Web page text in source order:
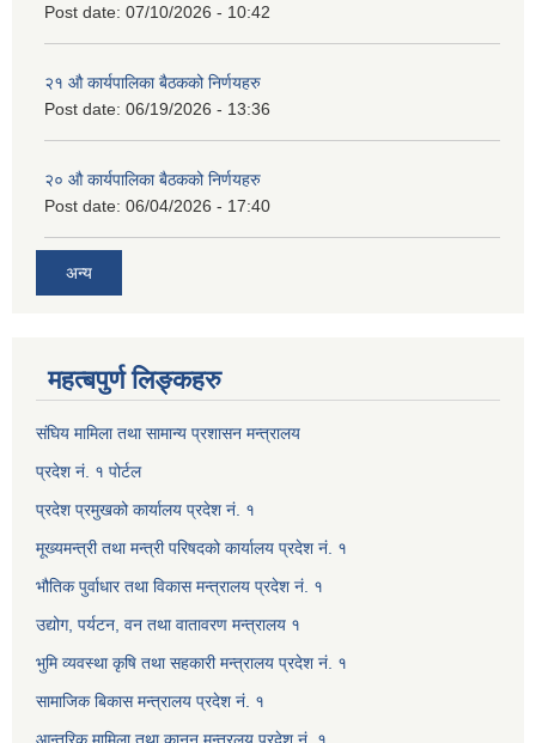
Post date: 07/10/2026 - 10:42
२१ औ कार्यपालिका बैठकको निर्णयहरु
Post date: 06/19/2026 - 13:36
२० औ कार्यपालिका बैठकको निर्णयहरु
Post date: 06/04/2026 - 17:40
अन्य
महत्बपुर्ण लिङ्कहरु
संघिय मामिला तथा सामान्य प्रशासन मन्त्रालय
प्रदेश नं. १ पोर्टल
प्रदेश प्रमुखको कार्यालय प्रदेश नं. १
मूख्यमन्त्री तथा मन्त्री परिषदको कार्यालय प्रदेश नं. १
भौतिक पुर्वाधार तथा विकास मन्त्रालय प्रदेश नं. १
उद्योग, पर्यटन, वन तथा वातावरण मन्त्रालय १
भुमि व्यवस्था कृषि तथा सहकारी मन्त्रालय प्रदेश नं. १
सामाजिक बिकास मन्त्रालय प्रदेश नं. १